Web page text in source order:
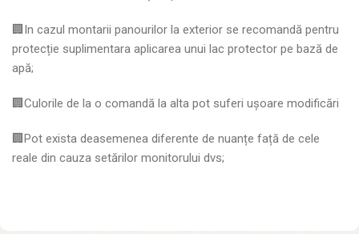
🏢In cazul montarii panourilor la exterior se recomandă pentru
protecție suplimentara aplicarea unui lac protector pe bază de
apă;
🏢Culorile de la o comandă la alta pot suferi ușoare modificări
🏢Pot exista deasemenea diferente de nuanțe față de cele
reale din cauza setărilor monitorului dvs;